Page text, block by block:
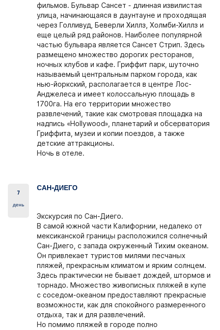
фильмов. Бульвар Сансет - длинная извилистая
улица, начинающаяся в даунтауне и проходящая
через Голливуд, Беверли Хиллз, Холмби-Хиллз и
еще целый ряд районов. Наиболее популярной
частью бульвара является Сансет Стрип. Здесь
размещено множество дорогих ресторанов,
ночных клубов и кафе. Гриффит парк, шуточно
называемый центральным парком города, как
нью-йоркский, располагается в центре Лос-
Анджелеса и имеет колоссальную площадь в
1700га. На его территории множество
развлечений, такие как смотровая площадка на
надпись «Hollywood», планетарий и обсерватория
Гриффита, музеи и копии поездов, а также
детские аттракционы.
Ночь в отеле.
7
день
САН-ДИЕГО
Экскурсия по Сан-Диего.
В самой южной части Калифорнии, недалеко от
мексиканской границы расположился солнечный
Сан-Диего, с запада окруженный Тихим океаном.
Он привлекает туристов милями песчаных
пляжей, прекрасным климатом и ярким солнцем.
Здесь практически не бывает дождей, штормов и
торнадо. Множество живописных пляжей в купе
с соседом-океаном предоставляют прекрасные
возможности, как для спокойного размеренного
отдыха, так и для развлечений.
Но помимо пляжей в городе полно